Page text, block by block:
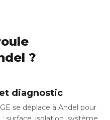
?
diagnostic
se déplace à Andel pour